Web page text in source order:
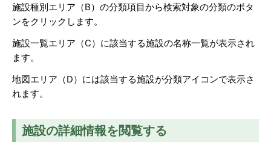
施設種別エリア（B）の分類項目から検索対象の分類のボタ
ンをクリックします。
施設一覧エリア（C）に該当する施設の名称一覧が表示され
ます。
地図エリア（D）には該当する施設が分類アイコンで表示さ
れます。
施設の詳細情報を閲覧する